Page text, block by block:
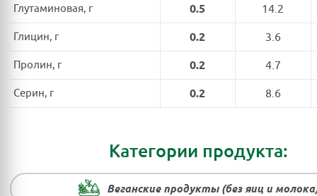
Глутаминовая, г 0.5 14.2
Глицин, г 0.2 3.6
Пролин, г 0.2 4.7
Серин, г 0.2 8.6
Категории продукта:
Веганские продукты (без яиц и